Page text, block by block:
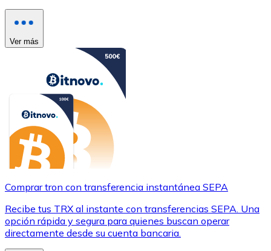
Ver más
Comprar tron con transferencia instantánea SEPA
Recibe tus TRX al instante con transferencias SEPA. Una
opción rápida y segura para quienes buscan operar
directamente desde su cuenta bancaria.